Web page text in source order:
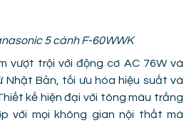
5 cánh F-60WWK
vượt trội với động cơ AC 76W và
Bản, tối ưu hóa hiệu suất và
kế hiện đại với tông màu trắng
với mọi không gian nội thất mà